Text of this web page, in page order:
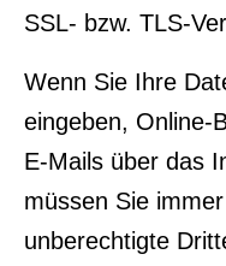
SSL- bzw. TLS-
Wenn Sie Ihre
eingeben, Online-
E-Mails über das
müssen Sie
unberechtigte